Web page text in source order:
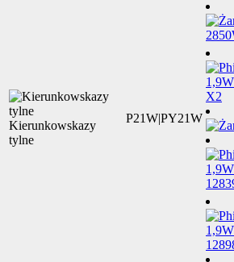
Kierunkowskazy
tylne
P21W|PY21W